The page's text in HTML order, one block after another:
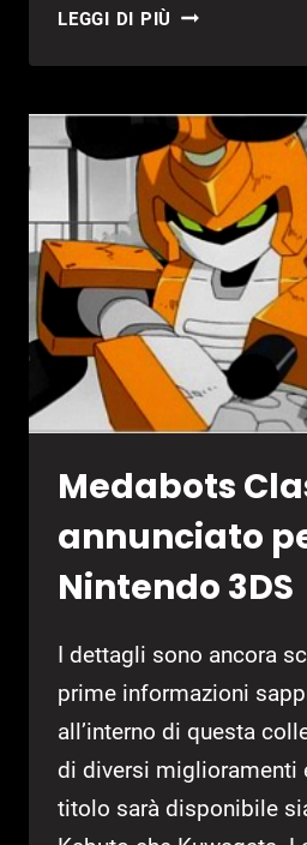
LEGGI DI PIÙ NEL
TRAILER
MARIO
+
RABBIDS:
KINGDOM
BATTLE
LUIGI
DABBA
Medabots
annunciato
Nintendo 3DS
I dettagli sono ancora
prime informazioni
all’interno di questa
di diversi miglioramenti
titolo sarà disponibile